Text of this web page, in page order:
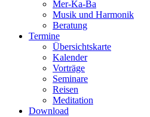
Mer-Ka-Ba
Musik und Harmonik
Beratung
Termine
Übersichtskarte
Kalender
Vorträge
Seminare
Reisen
Meditation
Download